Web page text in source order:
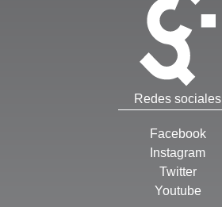
Redes sociales
Facebook
Instagram
Twitter
Youtube